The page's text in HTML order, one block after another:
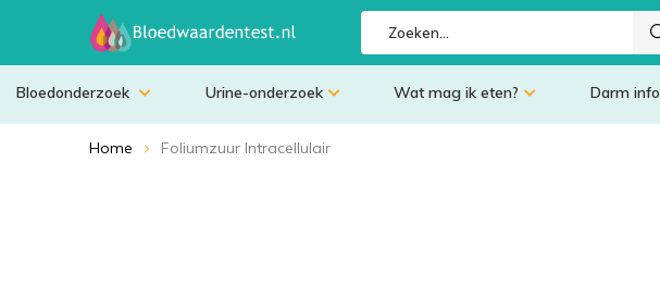
Bloedonderzoek Urine-onderzoek Wat mag ik eten? Darm info
Home Foliumzuur Intracellulair